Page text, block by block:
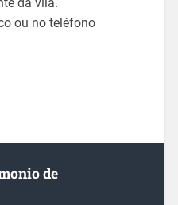
ou no teléfono
de